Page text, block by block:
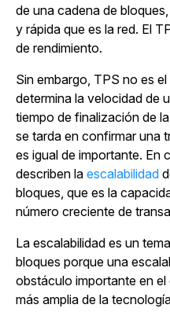
de una cadena de
y rápida que es la red. El
de rendimiento.
Sin embargo, TPS no es
determina la velocidad de
tiempo de finalización de
se tarda en confirmar una
es igual de importante. En
describen la escalabilidad
bloques, que es la
número creciente de
La escalabilidad es un
bloques porque una
obstáculo importante en
más amplia de la